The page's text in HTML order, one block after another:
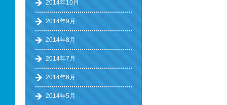
2014年10月
2014年9月
2014年8月
2014年7月
2014年6月
2014年5月